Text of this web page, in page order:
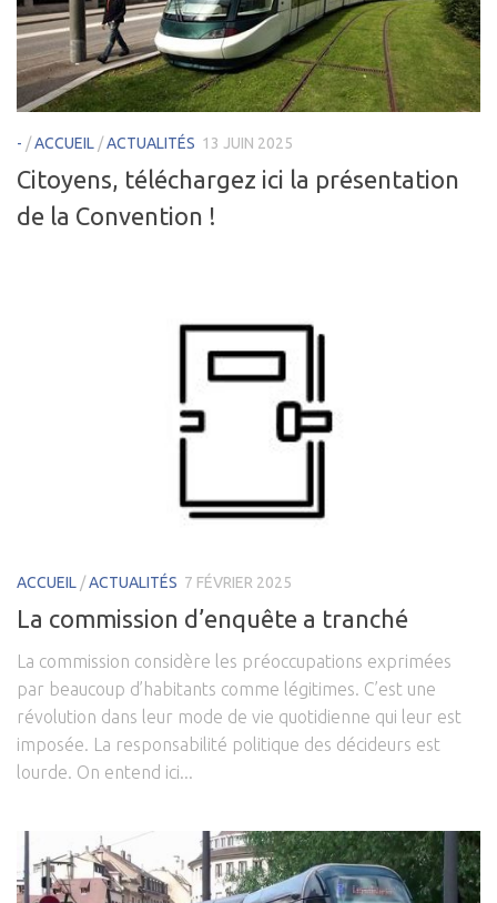
- /ACCUEIL /ACTUALITÉS 13 JUIN 2025
Citoyens, téléchargez ici la présentation
de la Convention !
ACCUEIL /ACTUALITÉS 7 FÉVRIER 2025
La commission d’enquête a tranché
La commission considère les préoccupations exprimées
par beaucoup d’habitants comme légitimes. C’est une
révolution dans leur mode de vie quotidienne qui leur est
imposée. La responsabilité politique des décideurs est
lourde. On entend ici...